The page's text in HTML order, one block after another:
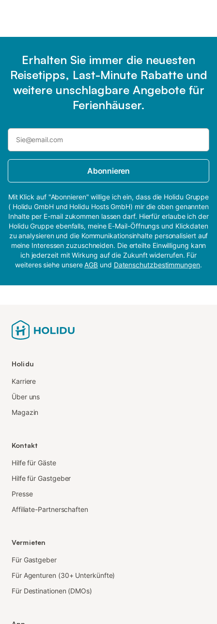
Erhalten Sie immer die neuesten
Reisetipps, Last-Minute Rabatte und
weitere unschlagbare Angebote für
Ferienhäuser.
Abonnieren
Mit Klick auf "Abonnieren" willige ich ein, dass die Holidu Gruppe
( Holidu GmbH und Holidu Hosts GmbH) mir die oben genannten
Inhalte per E-mail zukommen lassen darf. Hierfür erlaube ich der
Holidu Gruppe ebenfalls, meine E-Mail-Öffnungs und Klickdaten
zu analysieren und die Kommunikationsinhalte personalisiert auf
meine Interessen zuzuschneiden. Die erteilte Einwilligung kann
ich jederzeit mit Wirkung auf die Zukunft widerrufen. Für
weiteres siehe unsereAGB und Datenschutzbestimmungen.
Holidu
Karriere
Über uns
Magazin
Kontakt
Hilfe für Gäste
Hilfe für Gastgeber
Presse
Affiliate-Partnerschaften
Vermieten
Für Gastgeber
Für Agenturen (30+ Unterkünfte)
Für Destinationen (DMOs)